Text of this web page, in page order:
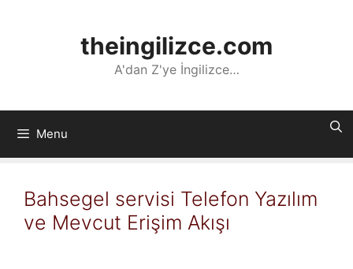
theingilizce.com
A'dan Z'ye İngilizce…
Menu
Bahsegel servisi Telefon Yazılım
ve Mevcut Erişim Akışı